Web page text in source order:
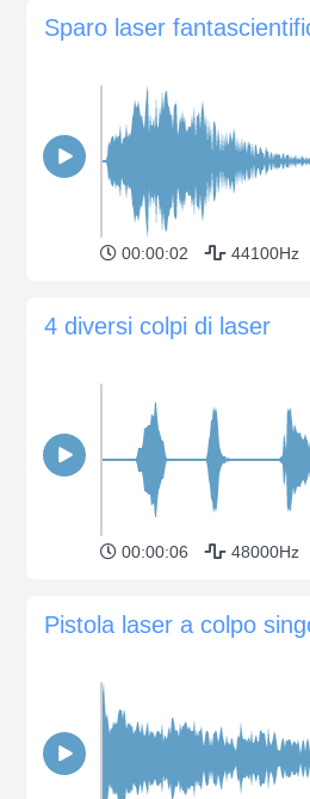
00:00:02 44100Hz
4 diversi colpi di laser
00:00:06 48000Hz
Pistola laser a colpo